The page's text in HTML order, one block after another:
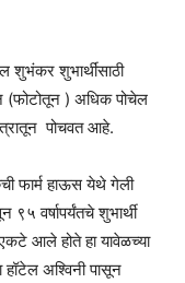
शुभंकर शुभार्थींसाठी
(फोटोतून ) अधिक पोचेल
पोचवत आहे.
फार्म हाऊस येथे गेली
वर्षापर्यंतचे शुभार्थी
एकटे आले होते हा यावेळच्या
अश्विनी पासून